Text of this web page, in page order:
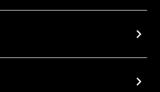
chevron_right
chevron_right